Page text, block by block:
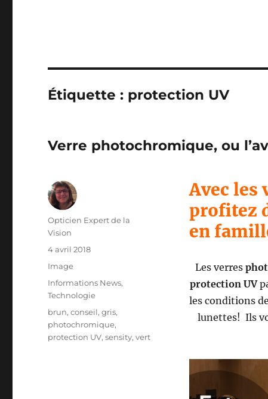
Étiquette : protection UV
Verre photochromique, ou
Avec les
profitez
en
Les verres
protection UV
les conditions
lunettes! Ils
Auteur
Opticien Expert de la
Vision
Publié
le
4 avril 2018
Format
Image
Catégories
Informations News,
Technologie
Étiquettes
brun,conseil,gris,
photochromique,
protection UV,sensity,vert